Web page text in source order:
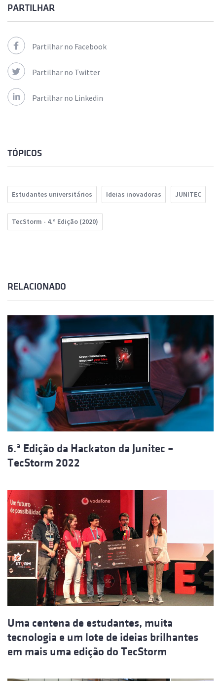
PARTILHAR
Partilhar no Facebook
Partilhar no Twitter
Partilhar no Linkedin
TÓPICOS
Estudantes universitários Ideias inovadoras JUNITEC
TecStorm - 4.ª Edição (2020)
RELACIONADO
6.ª Edição da Hackaton da Junitec –
TecStorm 2022
Uma centena de estudantes, muita
tecnologia e um lote de ideias brilhantes
em mais uma edição do TecStorm